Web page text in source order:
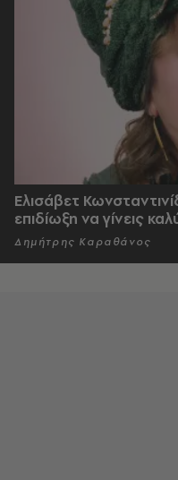
Ελισάβετ
επιδίωξη να γίνεις
Δημήτρης Καραθάνος